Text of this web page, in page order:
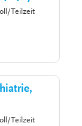
Teilzeit
Teilzeit